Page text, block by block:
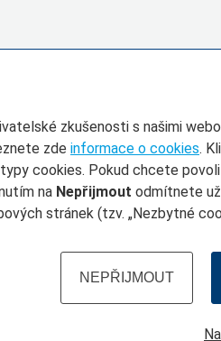
zkušenosti s našimi
zde informace o cookies.
cookies. Pokud chcete
na Nepřijmout odmítnete
stránek (tzv. „Nezbytné
NEPŘIJMOUT